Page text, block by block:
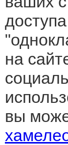
на
вы